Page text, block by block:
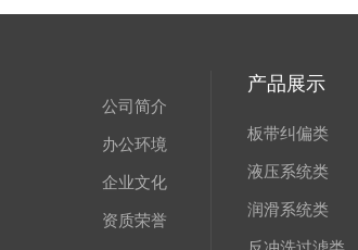
公司简介
办公环境
企业文化
资质荣誉
产品展示
板带纠偏类
液压系统类
润滑系统类